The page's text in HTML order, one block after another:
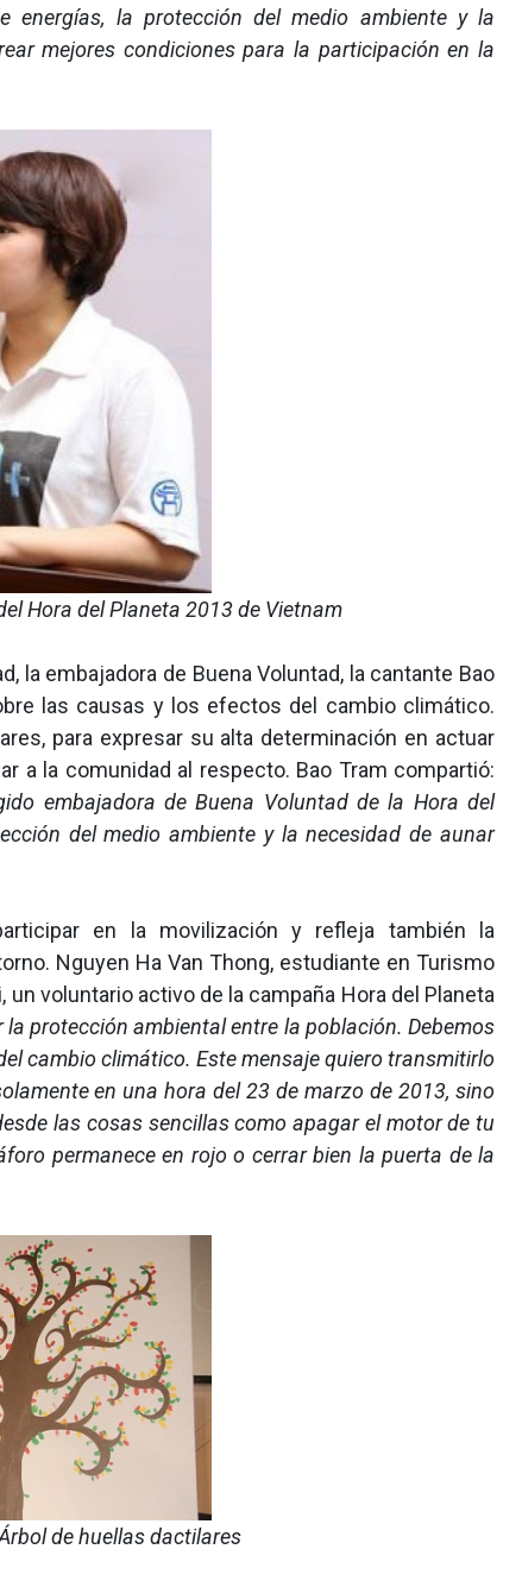
energías, la protección del medio ambiente y la
mejores condiciones para la participación en la
Hora del Planeta 2013 de Vietnam
la embajadora de Buena Voluntad, la cantante Bao
las causas y los efectos del cambio climático.
para expresar su alta determinación en actuar
a la comunidad al respecto. Bao Tram compartió:
embajadora de Buena Voluntad de la Hora del
del medio ambiente y la necesidad de aunar
en la movilización y refleja también la
Nguyen Ha Van Thong, estudiante en Turismo
voluntario activo de la campaña Hora del Planeta
protección ambiental entre la población. Debemos
cambio climático. Este mensaje quiero transmitirlo
en una hora del 23 de marzo de 2013, sino
las cosas sencillas como apagar el motor de tu
permanece en rojo o cerrar bien la puerta de la
de huellas dactilares